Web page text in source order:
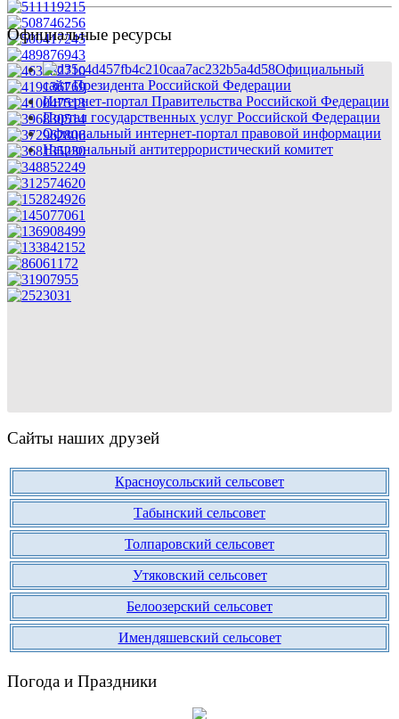
Официальные ресурсы
Официальный
сайт Президента Российской Федерации
Интернет-портал Правительства Российской Федерации
Портал государственных услуг Российской Федерации
Официальный интернет-портал правовой информации
Национальный антитеррористический комитет
Сайты наших друзей
Красноусольский сельсовет
Табынский сельсовет
Толпаровский сельсовет
Утяковский сельсовет
Белоозерский сельсовет
Имендяшевский сельсовет
Погода и Праздники